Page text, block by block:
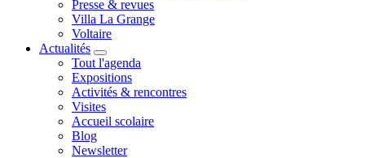
Presse & revues
Villa La Grange
Voltaire
Actualités
Tout l'agenda
Expositions
Activités & rencontres
Visites
Accueil scolaire
Blog
Newsletter